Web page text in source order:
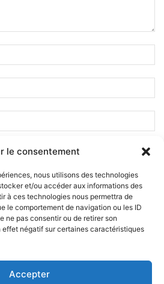
le consentement
nous utilisons des technologies
et/ou accéder aux informations des
à ces technologies nous permettra de
le comportement de navigation ou les ID
ne pas consentir ou de retirer son
négatif sur certaines caractéristiques
Accepter
US